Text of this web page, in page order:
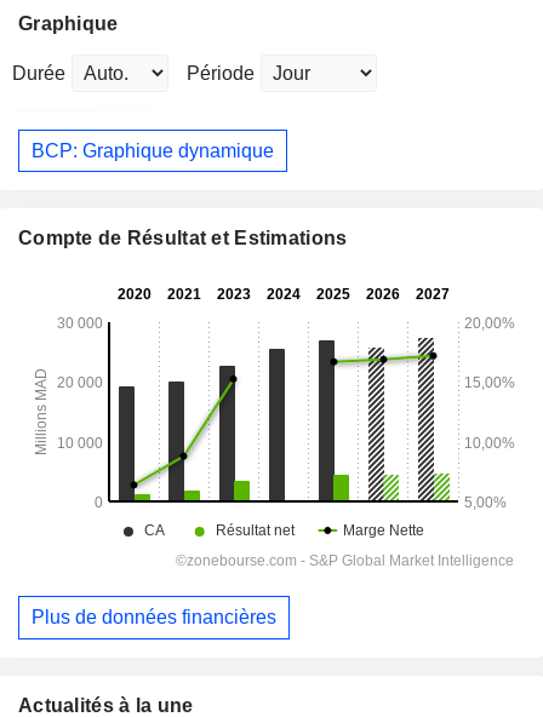
Graphique
Durée Période
BCP: Graphique dynamique
Compte de Résultat et Estimations
Plus de données financières
Actualités à la une